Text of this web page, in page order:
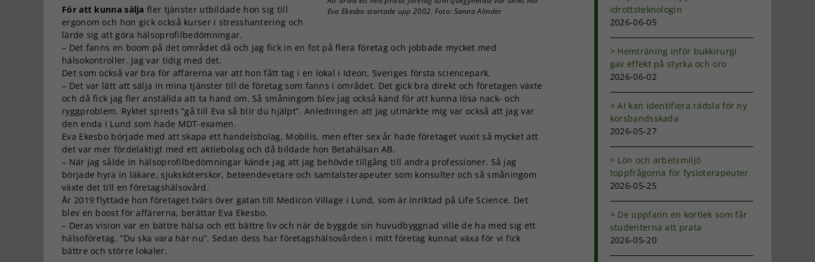
Eva Ekesbo startade upp 2002. Foto: Sanna Alinder
För att kunna sälja fler tjänster utbildade hon sig till
ergonom och hon gick också kurser i stresshantering och
lärde sig att göra hälsoprofilbedömningar.
– Det fanns en boom på det området då och jag fick in en fot på flera företag och jobbade mycket med
hälsokontroller. Jag var tidig med det.
Det som också var bra för affärerna var att hon fått tag i en lokal i Ideon, Sveriges första sciencepark.
– Det var lätt att sälja in mina tjänster till de företag som fanns i området. Det gick bra direkt och företagen växte
och då fick jag fler anställda att ta hand om. Så småningom blev jag också känd för att kunna lösa nack- och
ryggproblem. Ryktet spreds ”gå till Eva så blir du hjälpt”. Anledningen att jag utmärkte mig var också att jag var
den enda i Lund som hade MDT-examen.
Eva Ekesbo började med att skapa ett handelsbolag, Mobilis, men efter sex år hade företaget vuxit så mycket att
det var mer fördelaktigt med ett aktiebolag och då bildade hon Betahälsan AB.
– När jag sålde in hälsoprofilbedömningar kände jag att jag behövde tillgång till andra professioner. Så jag
började hyra in läkare, sjuksköterskor, beteendevetare och samtalsterapeuter som konsulter och så småningom
växte det till en företagshälsovård.
År 2019 flyttade hon företaget tvärs över gatan till Medicon Village i Lund, som är inriktad på Life Science. Det
blev en boost för affärerna, berättar Eva Ekesbo.
– Deras vision var en bättre hälsa och ett bättre liv och när de byggde sin huvudbyggnad ville de ha med sig ett
hälsoföretag. ”Du ska vara här nu”. Sedan dess har företagshälsovården i mitt företag kunnat växa för vi fick
bättre och större lokaler.
idrottsteknologin
2026-06-05
Hemträning inför bukkirurgi
gav effekt på styrka och oro
2026-06-02
AI kan identifiera rädsla för ny
korsbandsskada
2026-05-27
Lön och arbetsmiljö
toppfrågorna för fysioterapeuter
2026-05-25
De uppfann en kortlek som får
studenterna att prata
2026-05-20